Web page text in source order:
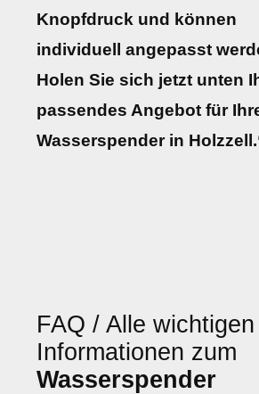
Knopfdruck und können
individuell angepasst
Holen Sie sich jetzt unten
passendes Angebot für
Wasserspender in
FAQ / Alle wichtigen
Informationen zum
Wasserspender